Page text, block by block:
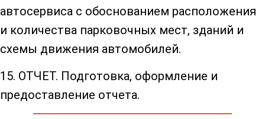
автосервиса с обоснованием расположения
и количества парковочных мест, зданий и
схемы движения автомобилей.
15. ОТЧЕТ. Подготовка, оформление и
предоставление отчета.